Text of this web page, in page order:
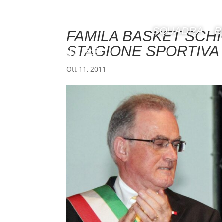
SQUADRA
FAMILA BASKET
STAGIONE
Ott 11, 2011